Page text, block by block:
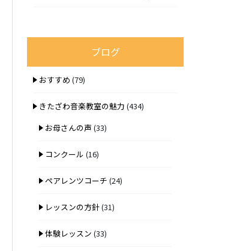
ブログ
おすすめ (79)
きたざわ音楽教室の魅力 (434)
お母さんの声 (33)
コンクール (16)
ペアレンツコーチ (24)
レッスンの方針(31)
体験レッスン (33)